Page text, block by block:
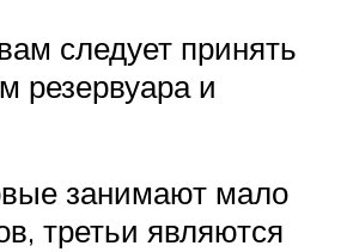
следует принять
резервуара и
занимают мало
третьи являются